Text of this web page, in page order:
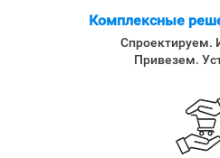
Комплексные
Спроектируем.
Привезем.